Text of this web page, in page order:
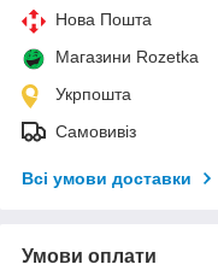
Нова Пошта
Магазини Rozetka
Укрпошта
Самовивіз
Всі умови доставки
Умови оплати